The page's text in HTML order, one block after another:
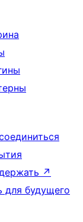
↗
для будущего